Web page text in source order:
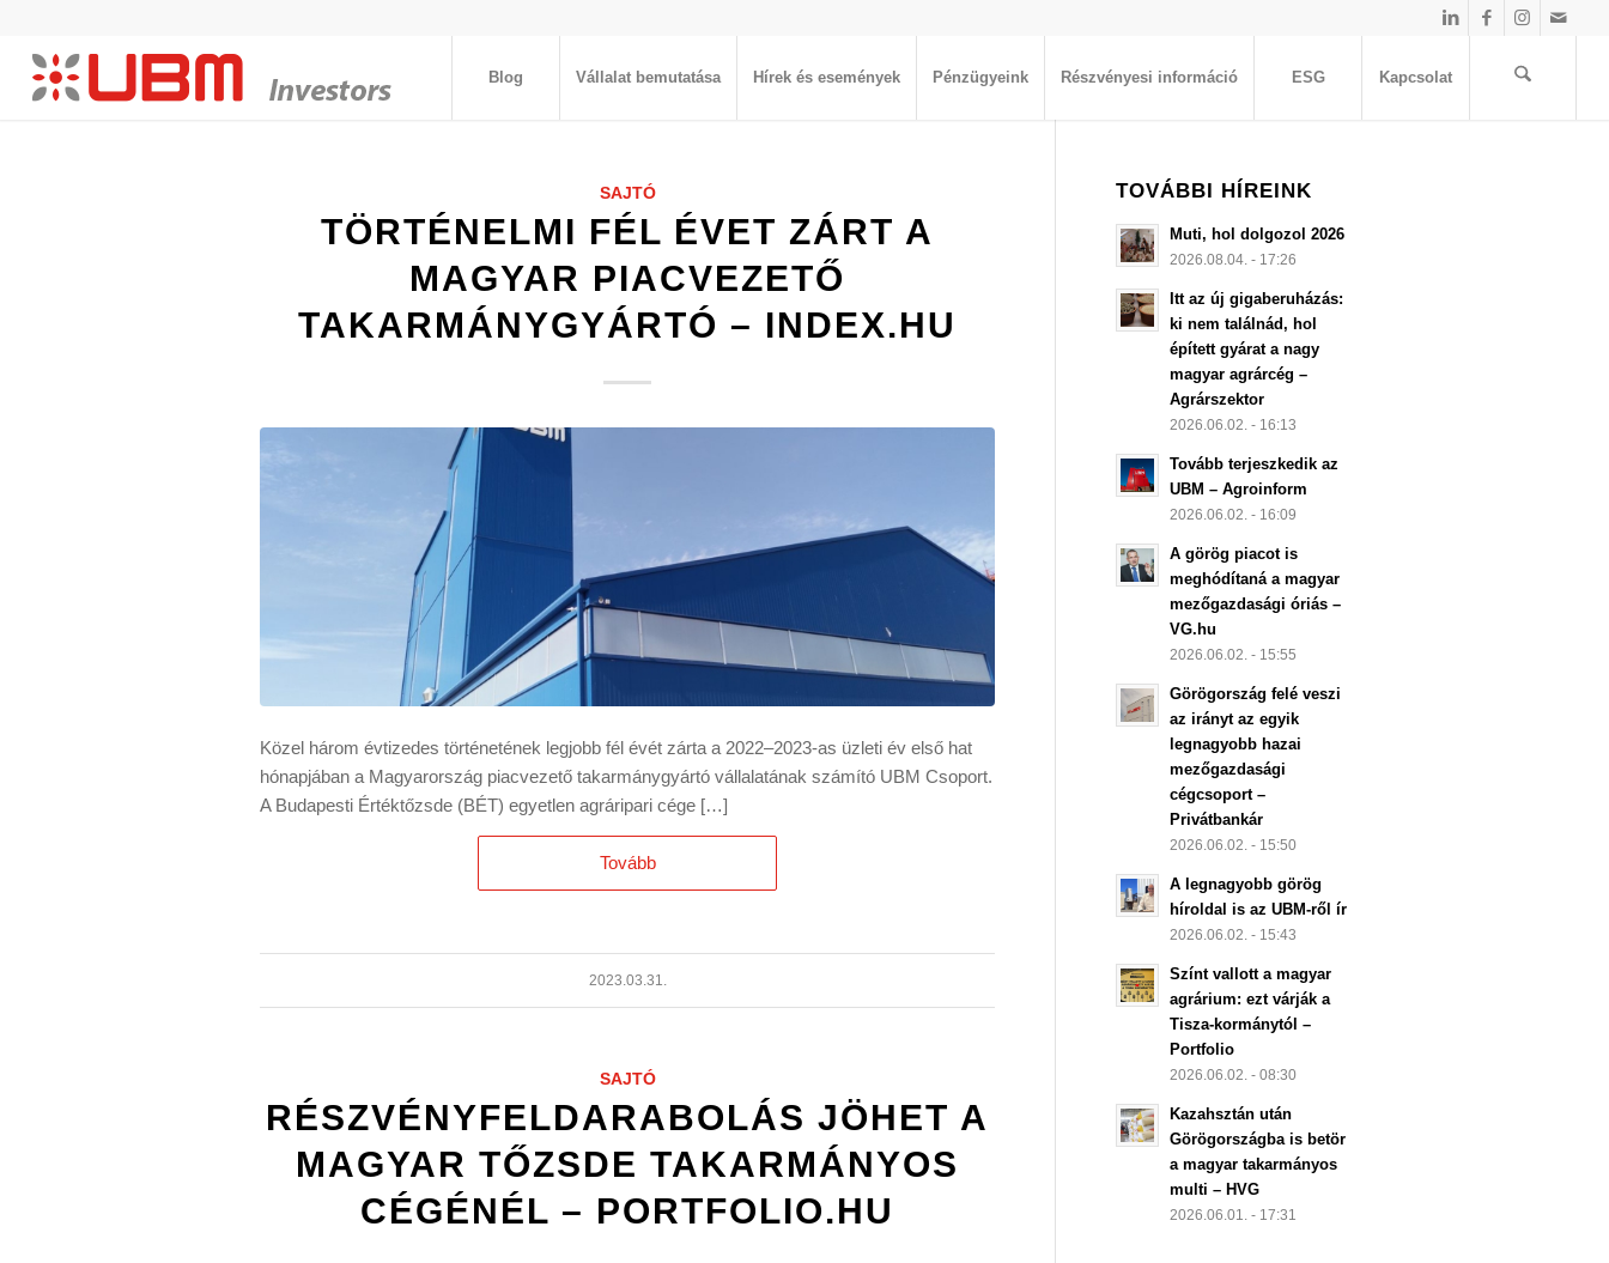
Blog Vállalat bemutatása Hírek és események Pénzügyeink Részvényesi információ ESG Kapcsolat
SAJTÓ
TÖRTÉNELMI FÉL ÉVET ZÁRT A
MAGYAR PIACVEZETŐ
TAKARMÁNYGYÁRTÓ – INDEX.HU
Közel három évtizedes történetének legjobb fél évét zárta a 2022–2023-as üzleti év első hat
hónapjában a Magyarország piacvezető takarmánygyártó vállalatának számító UBM Csoport.
A Budapesti Értéktőzsde (BÉT) egyetlen agráripari cége […]
Tovább
2023.03.31.
SAJTÓ
RÉSZVÉNYFELDARABOLÁS JÖHET A
MAGYAR TŐZSDE TAKARMÁNYOS
CÉGÉNÉL – PORTFOLIO.HU
TOVÁBBI HÍREINK
Muti, hol dolgozol 2026
2026.08.04. - 17:26
Itt az új gigaberuházás:
ki nem találnád, hol
épített gyárat a nagy
magyar agrárcég –
Agrárszektor
2026.06.02. - 16:13
Tovább terjeszkedik az
UBM – Agroinform
2026.06.02. - 16:09
A görög piacot is
meghódítaná a magyar
mezőgazdasági óriás –
VG.hu
2026.06.02. - 15:55
Görögország felé veszi
az irányt az egyik
legnagyobb hazai
mezőgazdasági
cégcsoport –
Privátbankár
2026.06.02. - 15:50
A legnagyobb görög
híroldal is az UBM-ről ír
2026.06.02. - 15:43
Színt vallott a magyar
agrárium: ezt várják a
Tisza-kormánytól –
Portfolio
2026.06.02. - 08:30
Kazahsztán után
Görögországba is betör
a magyar takarmányos
multi – HVG
2026.06.01. - 17:31